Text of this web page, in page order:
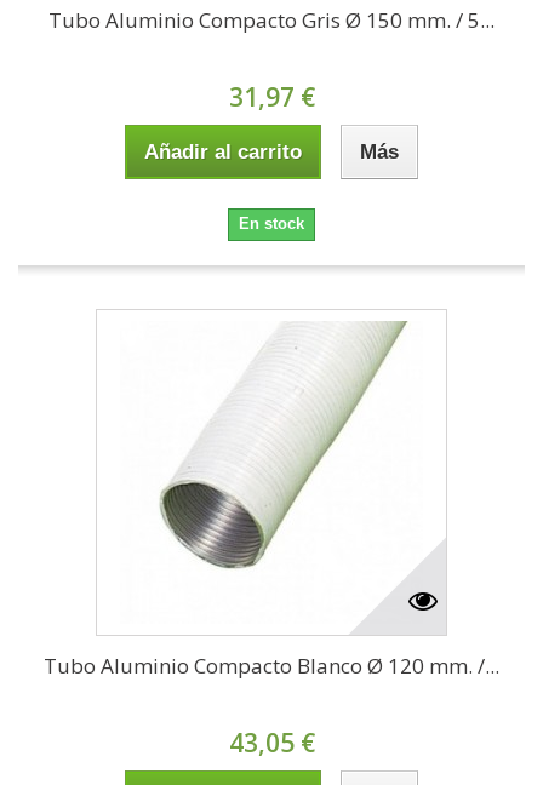
Tubo Aluminio Compacto Gris Ø 150 mm. / 5...
31,97 €
Añadir al carrito Más
En stock
Tubo Aluminio Compacto Blanco Ø 120 mm. /...
43,05 €